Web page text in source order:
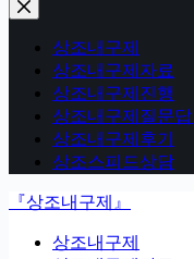
상조내구제
상조내구제자료
상조내구제진행
상조내구제질문답
상조내구제후기
상조스피드상담
『상조내구제』
상조내구제